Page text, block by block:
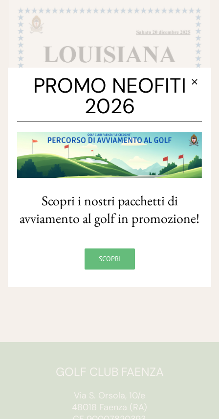
GOLF CLUB FAENZA
Via S. Orsola, 10/e
48018 Faenza (RA)
PROMO NEOFITI
2026
Scopri i nostri pacchetti di
avviamento al golf in promozione!
SCOPRI